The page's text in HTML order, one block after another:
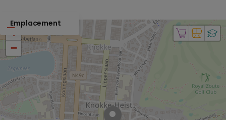
Emplacement
+
−